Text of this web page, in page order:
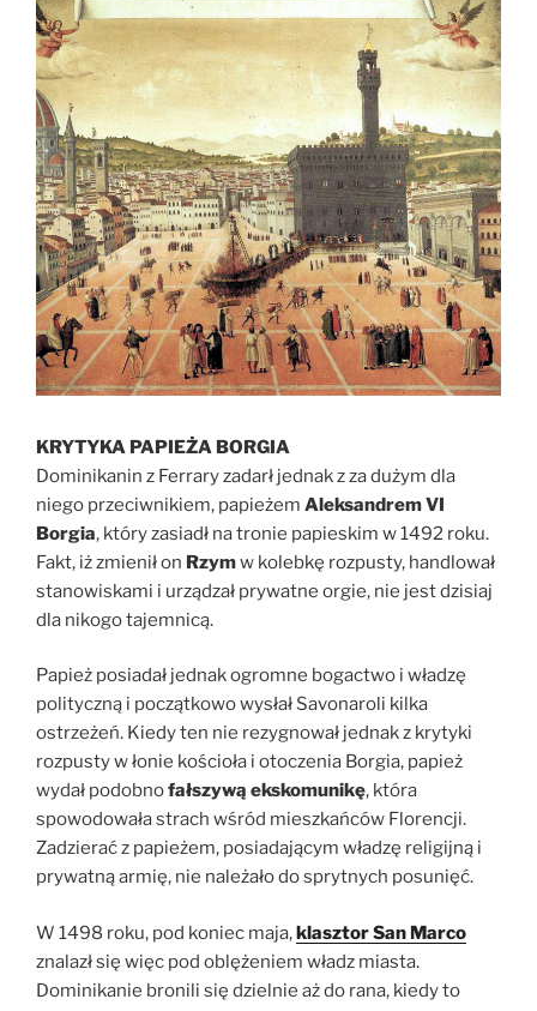
KRYTYKA PAPIEŻA BORGIA
Dominikanin z Ferrary zadarł jednak z za dużym dla
niego przeciwnikiem, papieżem Aleksandrem VI
Borgia, który zasiadł na tronie papieskim w 1492 roku.
Fakt, iż zmienił on Rzymw kolebkę rozpusty, handlował
stanowiskami i urządzał prywatne orgie, nie jest dzisiaj
dla nikogo tajemnicą.
Papież posiadał jednak ogromne bogactwo i władzę
polityczną i początkowo wysłał Savonaroli kilka
ostrzeżeń. Kiedy ten nie rezygnował jednak z krytyki
rozpusty w łonie kościoła i otoczenia Borgia, papież
wydał podobnofałszywą ekskomunikę, która
spowodowała strach wśród mieszkańców Florencji.
Zadzierać z papieżem, posiadającym władzę religijną i
prywatną armię, nie należało do sprytnych posunięć.
W 1498 roku, pod koniec maja,klasztor San Marco
znalazł się więc pod oblężeniem władz miasta.
Dominikanie bronili się dzielnie aż do rana, kiedy to